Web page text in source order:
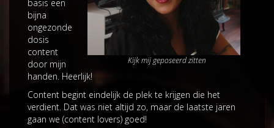
Kijk mij geposeerd zitten
basis een
bijna
ongezonde
dosis
content
door mijn
handen. Heerlijk!
Content begint eindelijk de plek te krijgen die het
verdient. Dat was niet altijd zo, maar de laatste jaren
gaan we (content lovers) goed!